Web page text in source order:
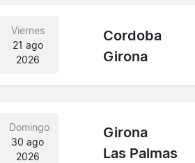
Viernes
21 ago
2026
Cordoba
Girona
Domingo
30 ago
2026
Girona
Las Palmas